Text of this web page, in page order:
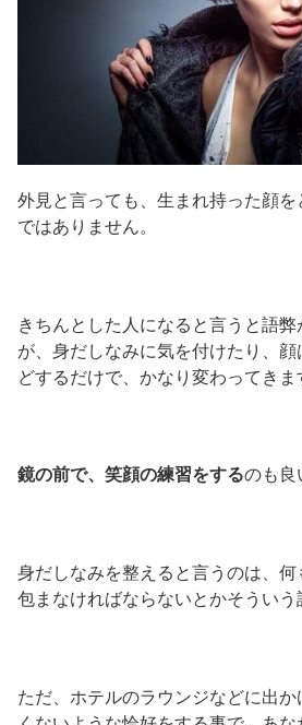
外見と言っても、生まれ持った顔
ではありません。
きちんとした人になると言うと語
が、身だしなみに気を付けたり、
どするだけで、かなり変わってきま
鏡の前で、笑顔の練習をするのも良
身だしなみを整えると言うのは、
包まなければならないとかそういう
ただ、ホテルのラウンジなどに出